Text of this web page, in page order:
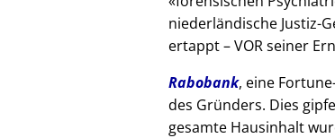
niederländische Justiz-
ertappt – VOR seiner
Rabobank, eine
des Gründers. Dies
gesamte Hausinhalt